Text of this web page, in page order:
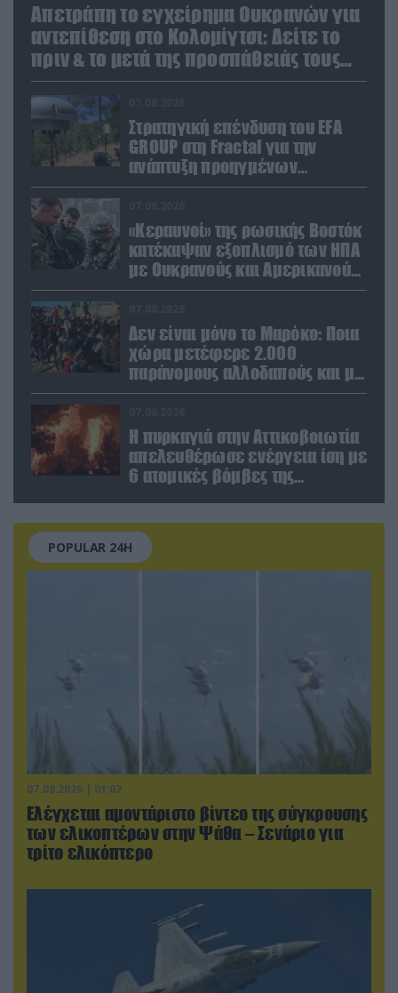
Απετράπη το εγχείρημα Ουκρανών για
αντεπίθεση στο Κολομίγτσι: Δείτε το
πριν & το μετά της προσπάθειάς τους
(βίντεο)
Στρατηγική επένδυση του EFA
GROUP στη Fractal για την
ανάπτυξη προηγμένων
αμυντικών τεχνολογιών σε
«Κεραυνοί» της ρωσικής Βοστόκ
κατέκαψαν εξοπλισμό των ΗΠΑ
με Ουκρανούς και Αμερικανούς
μισθοφόρους – Δείτε βίντεο
Δεν είναι μόνο το Μαρόκο: Ποια
χώρα μετέφερε 2.000
παράνομους αλλοδαπούς και με
ναρκωτικά στην Ισπανία
Η πυρκαγιά στην Αττικοβοιωτία
απελευθέρωσε ενέργεια ίση με
6 ατομικές βόμβες της
POPULAR 24H
07.08.2026 | 01:02
Ελέγχεται αμοντάριστο βίντεο της σύγκρουσης
των ελικοπτέρων στην Ψάθα – Σενάριο για
τρίτο ελικόπτερο